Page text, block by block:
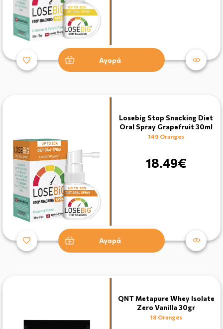
Αγορά
Losebig Stop Snacking Diet
Oral Spray Grapefruit 30ml
149 Oranges
18.49€
Αγορά
QNT Metapure Whey Isolate
Zero Vanilla 30gr
18 Oranges